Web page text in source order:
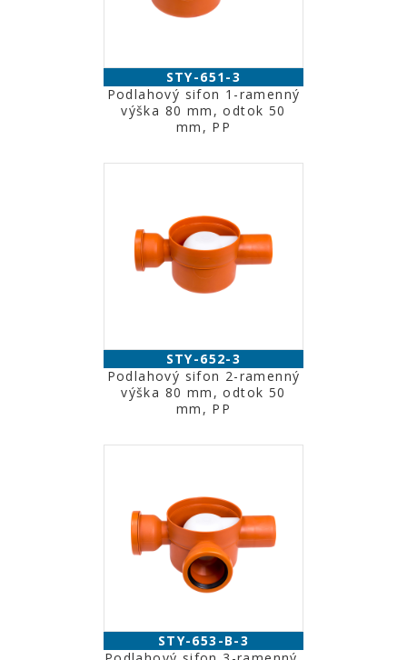
STY-651-3
Podlahový sifon 1-ramenný
výška 80 mm, odtok 50
mm, PP
STY-652-3
Podlahový sifon 2-ramenný
výška 80 mm, odtok 50
mm, PP
STY-653-B-3